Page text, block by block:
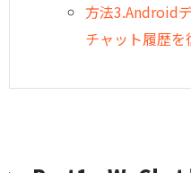
方法3.Android
チャット履歴を